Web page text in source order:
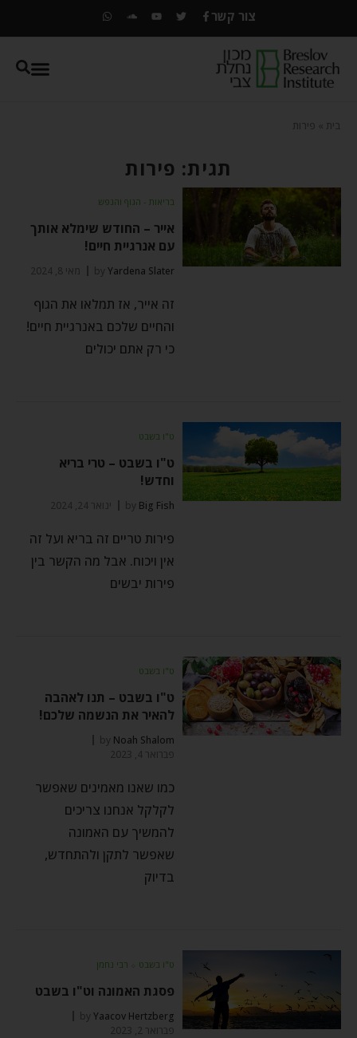
צור קשר
בית פירות
תגית: פירות
בריאות - הגוף והנפש
אייר – החודש שימלא אותך
עם אנרגיית חיים!
byYardena Slater מאי 8, 2024
זה אייר, אז תמלאו את הגוף
והחיים שלכם באנרגיית חיים!
כי רק אתם יכולים
ט"ו בשבט
ט"ו בשבט – טרי בריא
וחדש!
by Big Fish ינואר 24, 2024
פירות טריים זה בריא ועל זה
אין ויכוח. אבל מה הקשר בין
פירות יבשים
ט"ו בשבט
ט"ו בשבט – תנו לאהבה
להאיר את הנשמה שלכם!
by Noah Shalom
פברואר 4, 2023
כמו שאנו מאמינים שאפשר
לקלקל אנחנו צריכים
להמשיך עם האמונה
שאפשר לתקן ולהתחדש,
בדיוק
ט"ו בשבט ⬦ רבי נחמן
פסגת האמונה וט"ו בשבט
byYaacov Hertzberg
פברואר 2, 2023